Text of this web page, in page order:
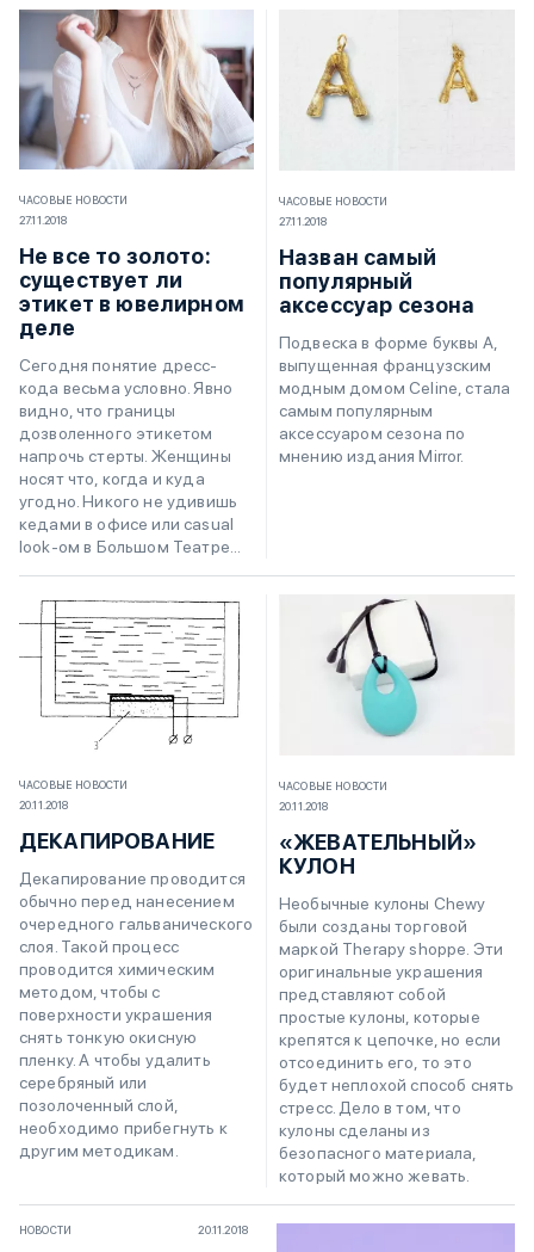
ЧАСОВЫЕ НОВОСТИ
27.11.2018
Не все то золото:
существует ли
этикет в ювелирном
деле
Сегодня понятие дресс-
кода весьма условно. Явно
видно, что границы
дозволенного этикетом
напрочь стерты. Женщины
носят что, когда и куда
угодно. Никого не удивишь
кедами в офисе или casual
look-ом в Большом Театре...
ЧАСОВЫЕ НОВОСТИ
27.11.2018
Назван самый
популярный
аксессуар сезона
Подвеска в форме буквы А,
выпущенная французским
модным домом Celine, стала
самым популярным
аксессуаром сезона по
мнению издания Mirror.
ЧАСОВЫЕ НОВОСТИ
20.11.2018
ДЕКАПИРОВАНИЕ
Декапирование проводится
обычно перед нанесением
очередного гальванического
слоя. Такой процесс
проводится химическим
методом, чтобы с
поверхности украшения
снять тонкую окисную
пленку. А чтобы удалить
серебряный или
позолоченный слой,
необходимо прибегнуть к
другим методикам.
ЧАСОВЫЕ НОВОСТИ
20.11.2018
«ЖЕВАТЕЛЬНЫЙ»
КУЛОН
Необычные кулоны Chewy
были созданы торговой
маркой Therapy shoppe. Эти
оригинальные украшения
представляют собой
простые кулоны, которые
крепятся к цепочке, но если
отсоединить его, то это
будет неплохой способ снять
стресс. Дело в том, что
кулоны сделаны из
безопасного материала,
который можно жевать.
НОВОСТИ 20.11.2018